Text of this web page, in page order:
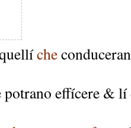
che
potrano effícere & lí